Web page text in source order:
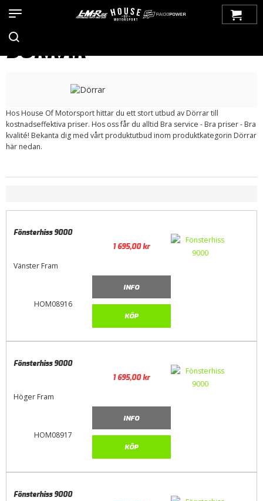
> Dörrar
DÖRRAR
Hos House Of Motorsport hittar du ett stort utbud av Dörrar till
kostnadseffektiva priser. Hos oss får du alltid Bra service - Bra priser - Bra
kvalité! Bekanta dig med vårt produktutbud inom produktkategorin Dörrar
här nedan.
HOM08916
Fönsterhiss 9000
Vänster Fram
1 695,00kr
INFO
KÖP
HOM08917
Fönsterhiss 9000
Höger Fram
1 695,00kr
INFO
KÖP
Fönsterhiss 9000